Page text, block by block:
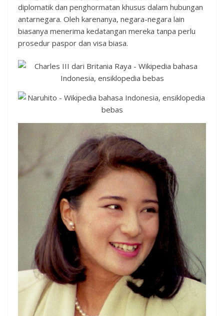
diplomatik dan penghormatan khusus dalam hubungan
antarnegara. Oleh karenanya, negara-negara lain
biasanya menerima kedatangan mereka tanpa perlu
prosedur paspor dan visa biasa.